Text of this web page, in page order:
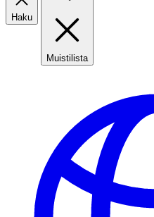
Haku
Muistilista